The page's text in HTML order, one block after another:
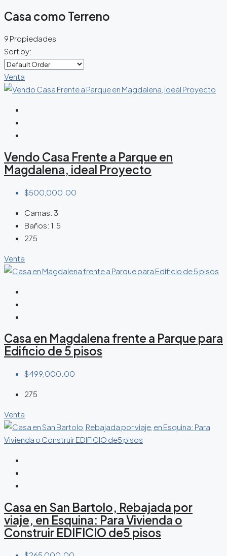
Casa como Terreno
9 Propiedades
Sort by:
Venta
Vendo Casa Frente a Parque en
Magdalena, ideal Proyecto
$500,000.00
Camas: 3
Baños: 1.5
275
Venta
Casa en Magdalena frente a Parque para
Edificio de 5 pisos
$499,000.00
275
Venta
Casa en San Bartolo, Rebajada por
viaje, en Esquina: Para Vivienda o
Construir EDIFICIO de5 pisos